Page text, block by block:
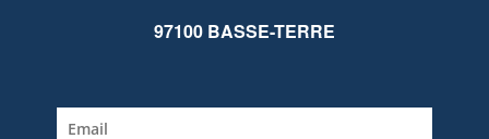
97100 BASSE-TERRE